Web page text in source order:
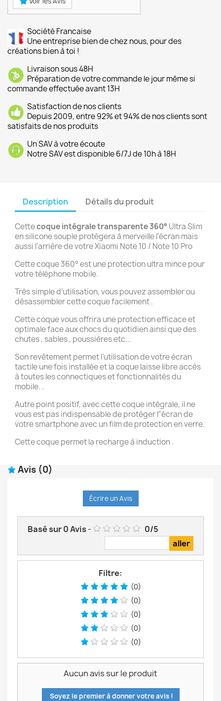
Société Francaise
Une entreprise bien de chez nous, pour des
créations bien à toi !
Livraison sous 48H
Préparation de votre commande le jour même si
commande effectuée avant 13H
Satisfaction de nos clients
Depuis 2009, entre 92% et 94% de nos clients sont
satisfaits de nos produits
Un SAV à votre écoute
Notre SAV est disponible 6/7J de 10h à 18H
Description Détails du produit
Cettecoque intégrale transparente 360° Ultra Slim
en silicone souple protégera à merveille l'écran mais
aussi l'arrière de votre Xiaomi Note 10 / Note 10 Pro
Cette coque 360° est une protection ultra mince pour
votre téléphone mobile.
Très simple d’utilisation, vous pouvez assembler ou
désassembler cette coque facilement .
Cette coque vous offrira une protection efficace et
optimale face aux chocs du quotidien ainsi que des
chutes , sables , poussières etc...
Son revêtement permet l’utilisation de votre écran
tactile une fois installée et la coque laisse libre accès
à toutes les connectiques et fonctionnalités du
mobile. .
Autre point positif, avec cette coque intégrale, il ne
vous est pas indispensable de protéger l"écran de
votre smartphone avec un film de protection en verre.
Cette coque permet la recharge à induction .
Avis (0)
Écrire un Avis
Basé sur0Avis- 0/5
Filtre:
(0)
(0)
(0)
(0)
(0)
Aucun avis sur le produit
Soyez le premier à donner votre avis !